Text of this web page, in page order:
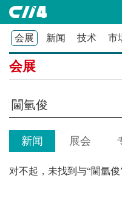
会展 新闻 技术 市
会展
新闻 展会
对不起，未找到与“閫氫俊